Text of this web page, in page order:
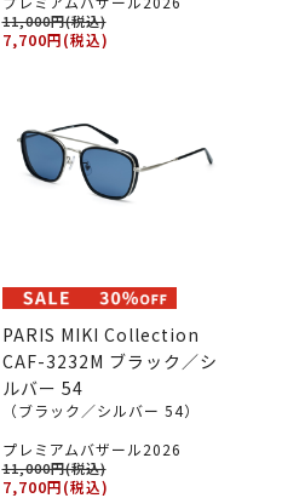
11,000円(税込)
7,700円(税込)
PARIS MIKI Collection
CAF-3232M ブラック／シ
ルバー 54
（ブラック／シルバー 54）
プレミアムバザール2026
11,000円(税込)
7,700円(税込)